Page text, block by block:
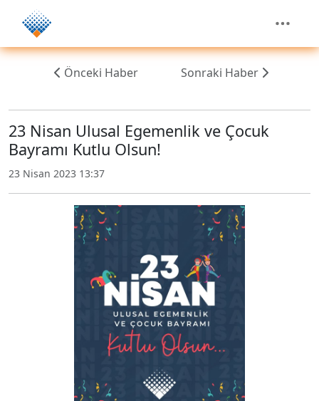
Önceki Haber Sonraki Haber
23 Nisan Ulusal Egemenlik ve Çocuk
Bayramı Kutlu Olsun!
23 Nisan 2023 13:37